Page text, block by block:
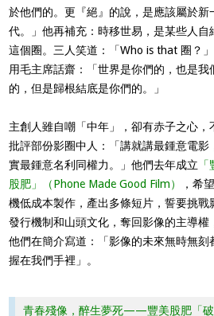
於他們的。更『絕』的說，是應該屬於新
代。」他再補充：時移世易，是某些人自
這個圈。三人笑道：「Who is that 圈？」
用毛主席話齋：「世界是你們的，也是我
的，但是歸根結底是你們的。」
主創人雖自嘲「中年」，卻有赤子之心，
批評部份影圈中人：「講就講最鍾意電影
實最鍾意名利同權力。」他們去年成立
股肥」（Phone Made Good Film）
，希
機低成本製作，產出多條短片，誓要挑戰
發行機制和山頭文化，奪回影像的主導權
他們在簡介寫道：「影像的未來無時無刻
握在我們手裡」。
青春殘像，醉生夢死——豐美股肥「